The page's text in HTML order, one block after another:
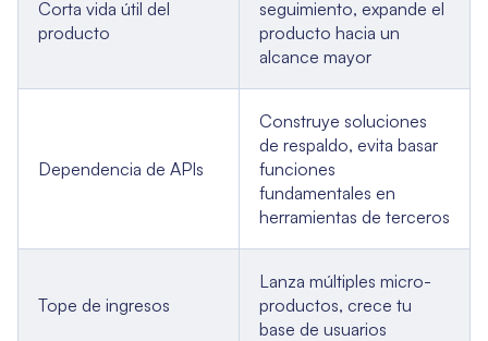
Corta vida útil del
producto
seguimiento, expande el
producto hacia un
alcance mayor
Dependencia de APIs
Construye soluciones
de respaldo, evita basar
funciones
fundamentales en
herramientas de terceros
Tope de ingresos
Lanza múltiples micro-
productos, crece tu
base de usuarios